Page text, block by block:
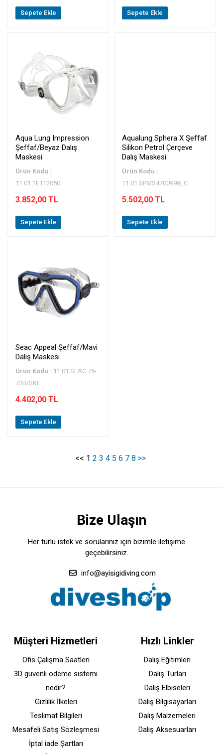
Sepete Ekle Sepete Ekle
Aqua Lung Impression
Şeffaf/Beyaz Dalış
Maskesi
Ürün Kodu :
11.01.TE112050
3.852,00 TL
Sepete Ekle
Aqualung Sphera X Şeffaf
Silikon Petrol Çerçeve
Dalış Maskesi
Ürün Kodu :
11.01.SPMS4700998LC
5.502,00 TL
Sepete Ekle
Seac Appeal Şeffaf/Mavi
Dalış Maskesi
Ürün Kodu : 11.01.SEAC.75-
73B/SKL
4.402,00 TL
Sepete Ekle
<< 1 2 3 4 5 6 7 8 >>
Bize Ulaşın
Her türlü istek ve sorularınız için bizimle iletişime
geçebilirsiniz.
info@ayisigidiving.com
Müşteri Hizmetleri
Ofis Çalışma Saatleri
3D güvenli ödeme sistemi
nedir?
Gizlilik İlkeleri
Teslimat Bilgileri
Mesafeli Satış Sözleşmesi
İptal iade Şartları
Hızlı Linkler
Dalış Eğitimleri
Dalış Turları
Dalış Elbiseleri
Dalış Bilgisayarları
Dalış Malzemeleri
Dalış Aksesuarları